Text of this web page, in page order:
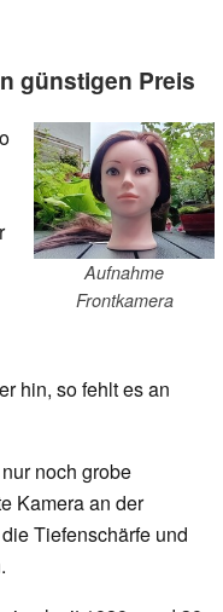
günstigen Preis
Aufnahme
Frontkamera
hin, so fehlt es an
noch grobe
Kamera an der
Tiefenschärfe und